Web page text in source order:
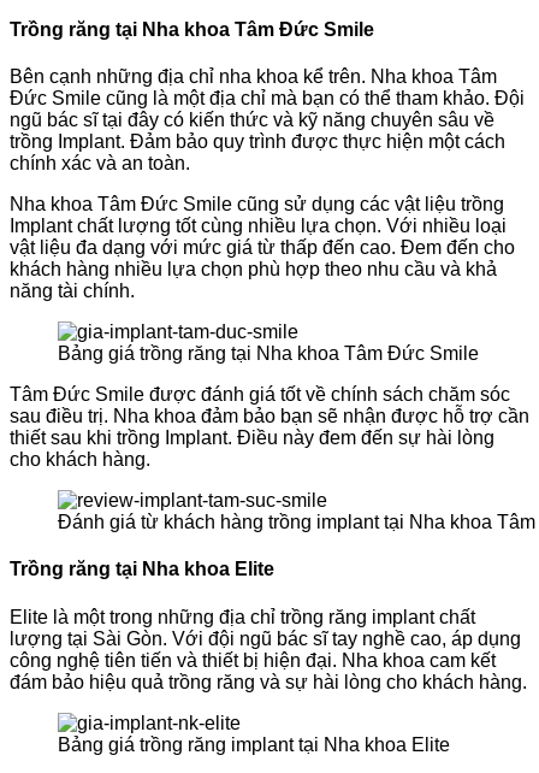
Trồng răng tại Nha khoa Tâm Đức Smile
Bên cạnh những địa chỉ nha khoa kể trên. Nha khoa Tâm
Đức Smile cũng là một địa chỉ mà bạn có thể tham khảo. Đội
ngũ bác sĩ tại đây có kiến thức và kỹ năng chuyên sâu về
trồng Implant. Đảm bảo quy trình được thực hiện một cách
chính xác và an toàn.
Nha khoa Tâm Đức Smile cũng sử dụng các vật liệu trồng
Implant chất lượng tốt cùng nhiều lựa chọn. Với nhiều loại
vật liệu đa dạng với mức giá từ thấp đến cao. Đem đến cho
khách hàng nhiều lựa chọn phù hợp theo nhu cầu và khả
năng tài chính.
Bảng giá trồng răng tại Nha khoa Tâm Đức Smile
Tâm Đức Smile được đánh giá tốt về chính sách chăm sóc
sau điều trị. Nha khoa đảm bảo bạn sẽ nhận được hỗ trợ cần
thiết sau khi trồng Implant. Điều này đem đến sự hài lòng
cho khách hàng.
Đánh giá từ khách hàng trồng implant tại Nha khoa
Trồng răng tại Nha khoa Elite
Elite là một trong những địa chỉ trồng răng implant chất
lượng tại Sài Gòn. Với đội ngũ bác sĩ tay nghề cao, áp dụng
công nghệ tiên tiến và thiết bị hiện đại. Nha khoa cam kết
đám bảo hiệu quả trồng răng và sự hài lòng cho khách hàng.
Bảng giá trồng răng implant tại Nha khoa Elite